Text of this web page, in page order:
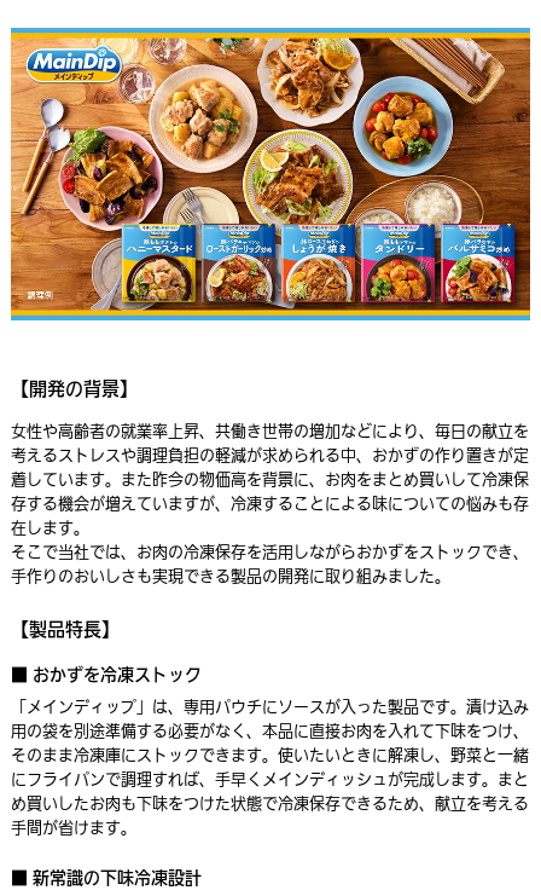
【開発の背景】
女性や高齢者の就業率上昇、共働き世帯の増加などにより、毎日の献立を
考えるストレスや調理負担の軽減が求められる中、おかずの作り置きが定
着しています。また昨今の物価高を背景に、お肉をまとめ買いして冷凍保
存する機会が増えていますが、冷凍することによる味についての悩みも存
在します。
そこで当社では、お肉の冷凍保存を活用しながらおかずをストックでき、
手作りのおいしさも実現できる製品の開発に取り組みました。
【製品特長】
■ おかずを冷凍ストック
「メインディップ」は、専用パウチにソースが入った製品です。漬け込み
用の袋を別途準備する必要がなく、本品に直接お肉を入れて下味をつけ、
そのまま冷凍庫にストックできます。使いたいときに解凍し、野菜と一緒
にフライパンで調理すれば、手早くメインディッシュが完成します。まと
め買いしたお肉も下味をつけた状態で冷凍保存できるため、献立を考える
手間が省けます。
■ 新常識の下味冷凍設計